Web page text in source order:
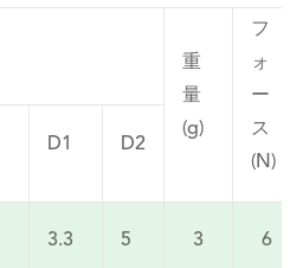
重
量
(g)
フ
ォ
ー
ス
(N)
D1 D2
3.3 5 3 6